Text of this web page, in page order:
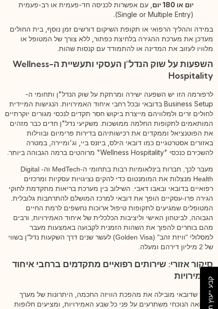
יום או 180 יום
, עם אפשרות לכניסה חד-פעמית או רב-פעמית
(Single or Multiple Entry).
במידה וההליך הרפואי או תקופת השיקום דורשים זמן נוסף, בית החולים
מעדכן את מערכת ההגירה בלחיצת כפתור, ללא צורך של המטופל או
מלוויו לעזוב את המדינה או להתמודד עם קנסות שהות.
השפעות על שוק הנדל"ן העסקי ותעשיית ה-Wellness
Hospitality
לרפורמה הזו יש השפעה ישירה ומרתקת על שוק הנדל"ן ותחומי ה-
Business Setup בדובאי ובכל רחבי איחוד האמירויות. הנגישות המיידית
לחולים זרים ולמלוויהם מייצרת ביקוש חסר תקדים לנכסי מגורים יוקרתיים
המותאמים לתקופות החלמה ממושכות. משקיעי נדל"ן חדים כבר מזהים
את הפוטנציאל וממקדים את רכישותיהם בדירות פרימיום ובווילות
באזורים אסטרטגיים כמו דובאי הילס, ביזנס ביי, וג'ומיירה, במטרה
להשכירם כנכסי "Wellness Hospitality" מרוהטים ברמה הגבוהה ביותר.
מעבר לכך, חברות בינלאומיות רבות בתחומי ה-MedTech וה-Digital
של 2 מיליון דירהם ומעלה.
סיקור אזורי: שירותים רפואיים מתקדמים ברחבי איחוד
האמירויות
בעוד שדובאי מובילה את מהפכת הוויזה החכמה, היתרונות של מערך
הרפואה הנוכחי משתרעים על פני כל שבע האמירויות, ומציעים חלופות
קבע ייעוץ חינם